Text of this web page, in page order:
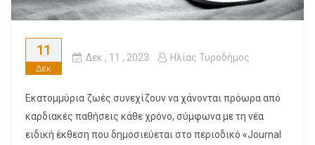
11
Δεκ
Δεκ , 11 , 2023 Ηλίας Τυροδήμος
Εκατομμύρια ζωές συνεχίζουν να χάνονται πρόωρα από
καρδιακές παθήσεις κάθε χρόνο, σύμφωνα με τη νέα
ειδική έκθεση που δημοσιεύεται στο περιοδικό «Journal